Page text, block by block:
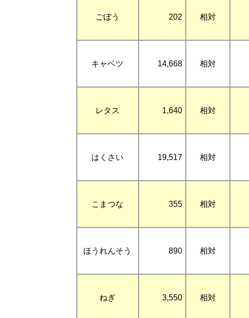
ごぼう 202 相対
キャベツ 14,668 相対
レタス 1,640 相対
はくさい 19,517 相対
こまつな 355 相対
ほうれんそう 890 相対
ねぎ 3,550 相対